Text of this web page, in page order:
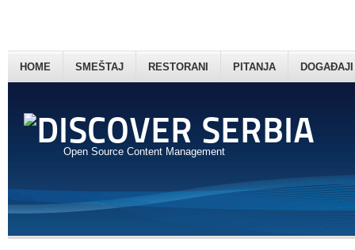
Open Source Content Management
HOME SMEŠTAJ RESTORANI PITANJA DOGAĐAJI